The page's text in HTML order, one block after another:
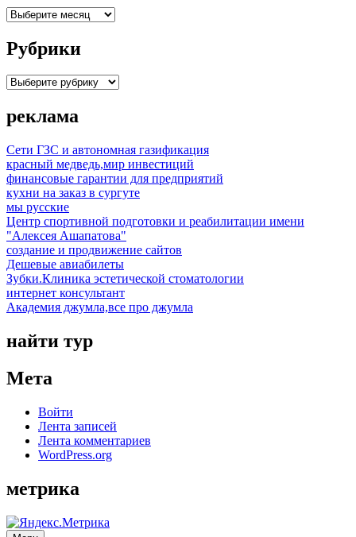
Архивы
Рубрики
Рубрики
реклама
Сети ГЗС и автономная газификация
красный медведь,мир инвестиций
финансовые гарантии для предприятий
кухни на заказ в сургуте
мы русские
Центр спортивной подготовки и реабилитации имени
"Алексея Ашапатова"
создание и продвижение сайтов
Дешевые авиабилеты
Зубки.Клиника эстетической стоматологии
интернет консультант
Академия джумла,все про джумла
найти тур
Мета
Войти
Лента записей
Лента комментариев
WordPress.org
метрика